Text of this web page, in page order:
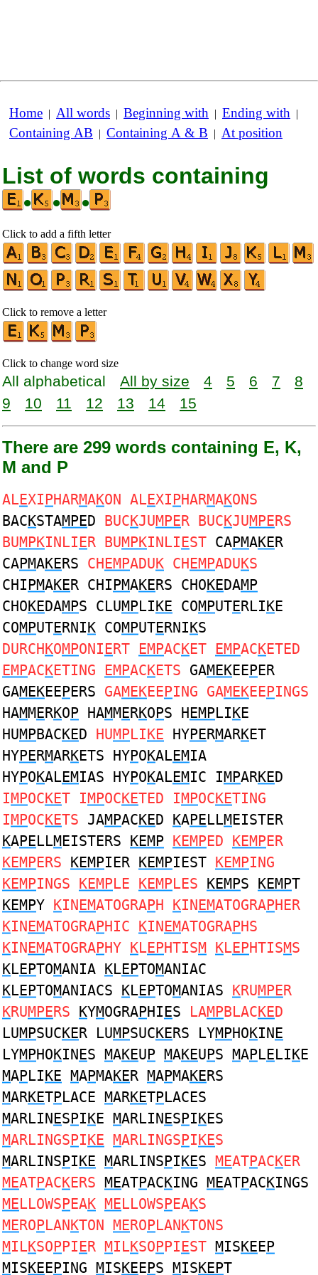
Home | All words | Beginning with | Ending with |
Containing AB | Containing A & B | At position
List of words containing
•
• •
Click to add a fifth letter
Click to remove a letter
Click to change word size
All alphabetical All by size 4 5 6 7
8
9
10 11 12 13 14 15
There are 299 words containing E, K,
M and P
ALEXIPHARMAKON ALEXIPHARMAKONS
BACKSTAMPED BUCKJUMPER BUCKJUMPERS
BUMPKINLIER BUMPKINLIEST CAPMAKER
CAPMAKERS CHEMPADUK CHEMPADUKS
CHIPMAKER CHIPMAKERS CHOKEDAMP
CHOKEDAMPS CLUMPLIKE COMPUTERLIKE
COMPUTERNIK COMPUTERNIKS
DURCHKOMPONIERT EMPACKET EMPACKETED
EMPACKETING EMPACKETS GAMEKEEPER
GAMEKEEPERS GAMEKEEPING GAMEKEEPINGS
HAMMERKOP HAMMERKOPS HEMPLIKE
HUMPBACKED HUMPLIKE HYPERMARKET
HYPERMARKETS HYPOKALEMIA
HYPOKALEMIAS HYPOKALEMIC IMPARKED
IMPOCKET IMPOCKETED IMPOCKETING
IMPOCKETS JAMPACKED KAPELLMEISTER
KAPELLMEISTERS KEMP KEMPED KEMPER
KEMPERS KEMPIER KEMPIEST KEMPING
KEMPINGS KEMPLE KEMPLES KEMPS KEMPT
KEMPY KINEMATOGRAPH KINEMATOGRAPHER
KINEMATOGRAPHIC KINEMATOGRAPHS
KINEMATOGRAPHY KLEPHTISM KLEPHTISMS
KLEPTOMANIA KLEPTOMANIAC
KLEPTOMANIACS KLEPTOMANIAS KRUMPER
KRUMPERS KYMOGRAPHIES LAMPBLACKED
LUMPSUCKER LUMPSUCKERS LYMPHOKINE
LYMPHOKINES MAKEUP MAKEUPS MAPLELIKE
MAPLIKE MAPMAKER MAPMAKERS
MARKETPLACE MARKETPLACES
MARLINESPIKE MARLINESPIKES
MARLINGSPIKE MARLINGSPIKES
MARLINSPIKE MARLINSPIKES MEATPACKER
MEATPACKERS MEATPACKING MEATPACKINGS
MELLOWSPEAK MELLOWSPEAKS
MEROPLANKTON MEROPLANKTONS
MILKSOPPIER MILKSOPPIEST MISKEEP
MISKEEPING MISKEEPS MISKEPT